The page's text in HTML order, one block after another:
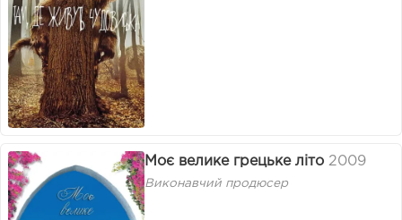
Моє велике грецьке літо 2009
Виконавчий продюсер